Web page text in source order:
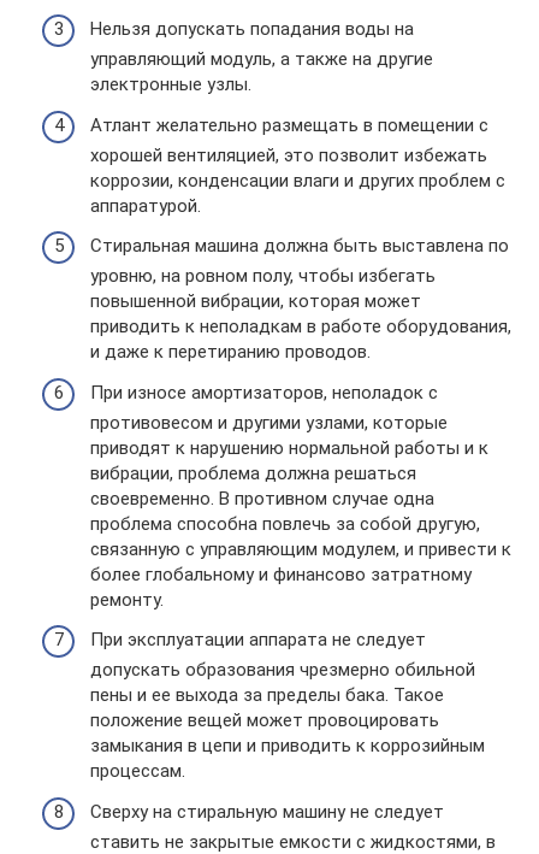
Нельзя допускать попадания воды на
управляющий модуль, а также на другие
электронные узлы.
Атлант желательно размещать в помещении с
хорошей вентиляцией, это позволит избежать
коррозии, конденсации влаги и других проблем с
аппаратурой.
Стиральная машина должна быть выставлена по
уровню, на ровном полу, чтобы избегать
повышенной вибрации, которая может
приводить к неполадкам в работе оборудования,
и даже к перетиранию проводов.
При износе амортизаторов, неполадок с
противовесом и другими узлами, которые
приводят к нарушению нормальной работы и к
вибрации, проблема должна решаться
своевременно. В противном случае одна
проблема способна повлечь за собой другую,
связанную с управляющим модулем, и привести к
более глобальному и финансово затратному
ремонту.
При эксплуатации аппарата не следует
допускать образования чрезмерно обильной
пены и ее выхода за пределы бака. Такое
положение вещей может провоцировать
замыкания в цепи и приводить к коррозийным
процессам.
Сверху на стиральную машину не следует
ставить не закрытые емкости с жидкостями, в